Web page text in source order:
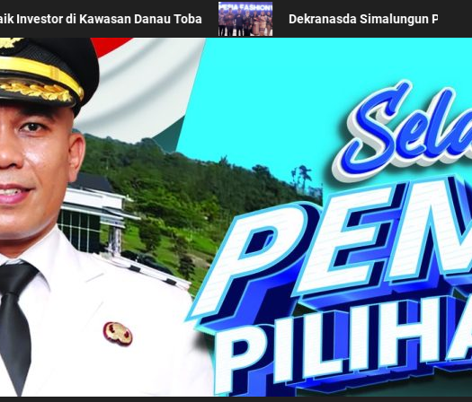
Khas Daerah di Acara BTN Indonesia Fashion Week 2026
Simalungun